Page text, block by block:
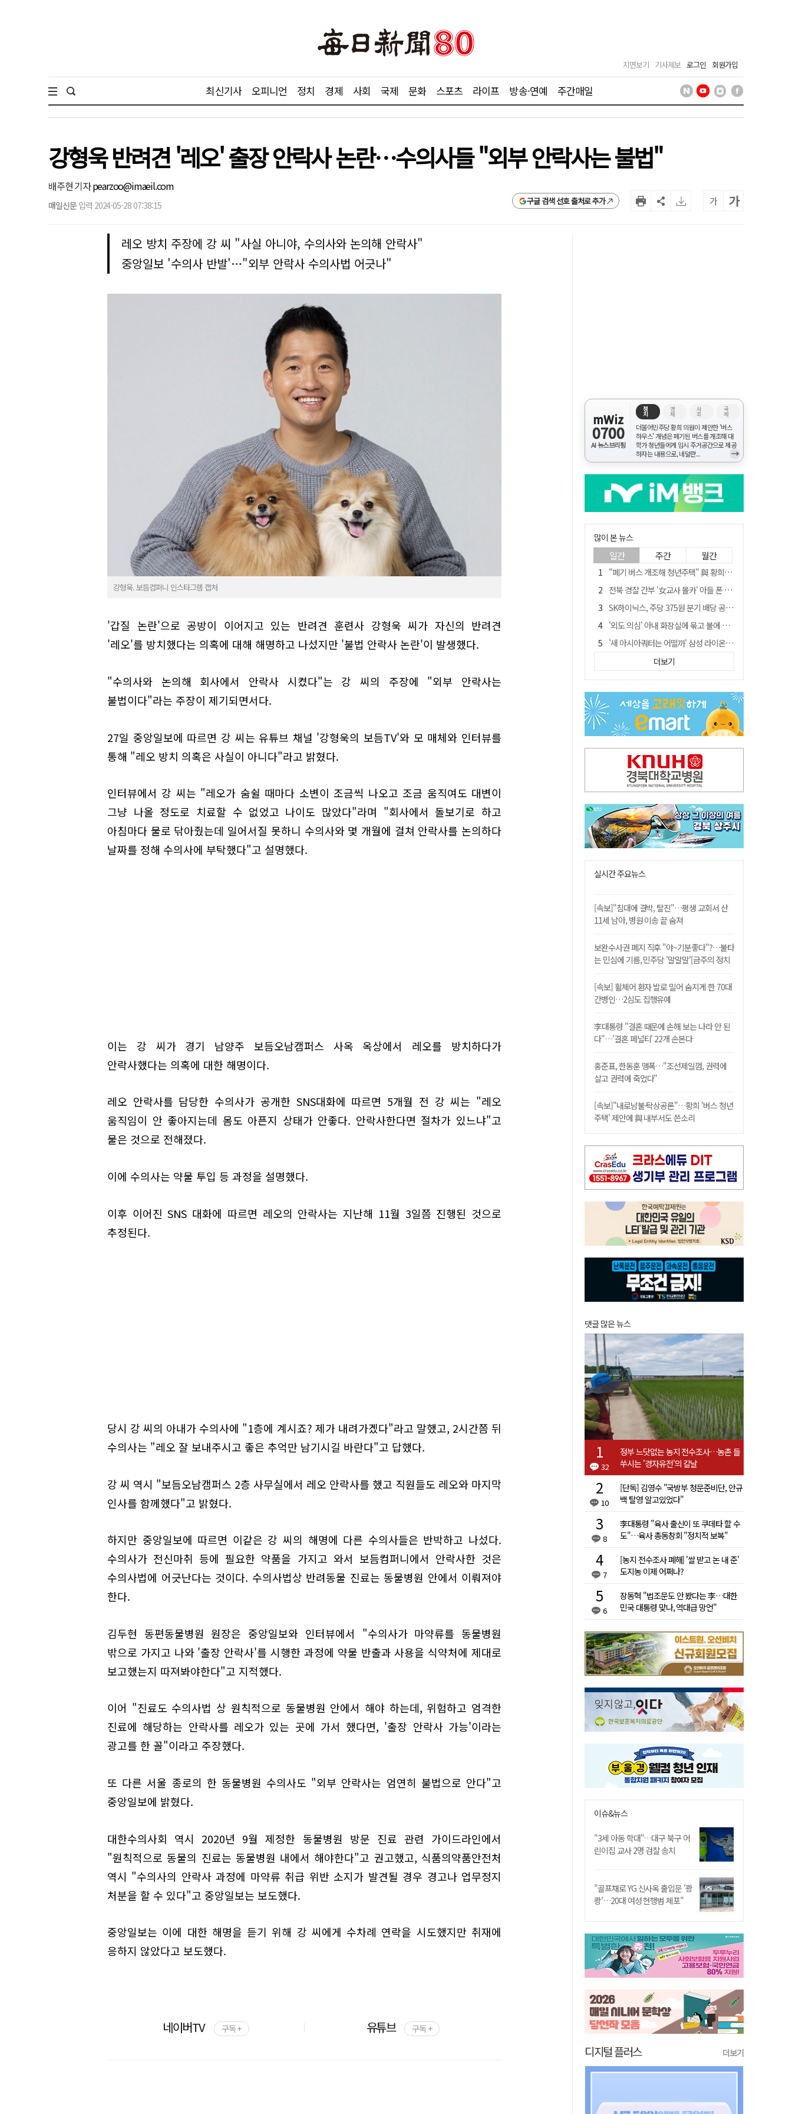
지면보기 기사제보 로그인 회원가입
최신기사 오피니언 정치 경제 사회 국제 문화 스포츠 라이프 방송·연예 주간매일
강형욱 반려견 '레오' 출장 안락사 논란…수의사들 "외부 안락사는 불법"
배주현 기자pearzoo@imaeil.com
매일신문 입력 2024-05-28 07:38:15 구글 검색 선호 출처로 추가 가 가
레오 방치 주장에 강 씨 "사실 아니야, 수의사와 논의해 안락사"
중앙일보 '수의사 반발'…"외부 안락사 수의사법 어긋나"
강형욱. 보듬컴퍼니 인스타그램 캡처
'갑질 논란'으로 공방이 이어지고 있는 반려견 훈련사 강형욱 씨가 자신의 반려견
'레오'를 방치했다는 의혹에 대해 해명하고 나섰지만 '불법 안락사 논란'이 발생했다.
"수의사와 논의해 회사에서 안락사 시켰다"는 강 씨의 주장에 "외부 안락사는
불법이다"라는 주장이 제기되면서다.
27일 중앙일보에 따르면 강 씨는 유튜브 채널 '강형욱의 보듬TV'와 모 매체와 인터뷰를
통해 "레오 방치 의혹은 사실이 아니다"라고 밝혔다.
인터뷰에서 강 씨는 "레오가 숨쉴 때마다 소변이 조금씩 나오고 조금 움직여도 대변이
그냥 나올 정도로 치료할 수 없었고 나이도 많았다"라며 "회사에서 돌보기로 하고
아침마다 물로 닦아줬는데 일어서질 못하니 수의사와 몇 개월에 걸쳐 안락사를 논의하다
날짜를 정해 수의사에 부탁했다"고 설명했다.
이는 강 씨가 경기 남양주 보듬오남캠퍼스 사옥 옥상에서 레오를 방치하다가
안락사했다는 의혹에 대한 해명이다.
레오 안락사를 담당한 수의사가 공개한 SNS대화에 따르면 5개월 전 강 씨는 "레오
움직임이 안 좋아지는데 몸도 아픈지 상태가 안좋다. 안락사한다면 절차가 있느냐"고
물은 것으로 전해졌다.
이에 수의사는 약물 투입 등 과정을 설명했다.
이후 이어진 SNS 대화에 따르면 레오의 안락사는 지난해 11월 3일쯤 진행된 것으로
추정된다.
당시 강 씨의 아내가 수의사에 "1층에 계시죠? 제가 내려가겠다"라고 말했고, 2시간쯤 뒤
수의사는 "레오 잘 보내주시고 좋은 추억만 남기시길 바란다"고 답했다.
강 씨 역시 "보듬오남캠퍼스 2층 사무실에서 레오 안락사를 했고 직원들도 레오와 마지막
인사를 함께했다"고 밝혔다.
하지만 중앙일보에 따르면 이같은 강 씨의 해명에 다른 수의사들은 반박하고 나섰다.
수의사가 전신마취 등에 필요한 약품을 가지고 와서 보듬컴퍼니에서 안락사한 것은
수의사법에 어긋난다는 것이다. 수의사법상 반려동물 진료는 동물병원 안에서 이뤄져야
한다.
김두현 동편동물병원 원장은 중앙일보와 인터뷰에서 "수의사가 마약류를 동물병원
밖으로 가지고 나와 '출장 안락사'를 시행한 과정에 약물 반출과 사용을 식약처에 제대로
보고했는지 따져봐야한다"고 지적했다.
이어 "진료도 수의사법 상 원칙적으로 동물병원 안에서 해야 하는데, 위험하고 엄격한
진료에 해당하는 안락사를 레오가 있는 곳에 가서 했다면, '출장 안락사 가능'이라는
광고를 한 꼴"이라고 주장했다.
또 다른 서울 종로의 한 동물병원 수의사도 "외부 안락사는 엄연히 불법으로 안다"고
중앙일보에 밝혔다.
대한수의사회 역시 2020년 9월 제정한 동물병원 방문 진료 관련 가이드라인에서
"원칙적으로 동물의 진료는 동물병원 내에서 해야한다"고 권고했고, 식품의약품안전처
역시 "수의사의 안락사 과정에 마약류 취급 위반 소지가 발견될 경우 경고나 업무정지
처분을 할 수 있다"고 중앙일보는 보도했다.
중앙일보는 이에 대한 해명을 듣기 위해 강 씨에게 수차례 연락을 시도했지만 취재에
응하지 않았다고 보도했다.
네이버TV 구독 + 유튜브 구독 +
mWiz
0700
AI 뉴스브리핑
정
치
경
제
사
회
국
제
더불어민주당 황희 의원이 제안한 '버스
하우스' 개념은 폐기된 버스를 개조해 대
학가 청년들에게 임시 주거공간으로 제공
하자는 내용으로, 네덜란...
→
많이 본 뉴스
일간 주간 월간
"폐기 버스 개조해 청년주택" 與 황희…'딸 학비는 年 4200만원'
전북 경찰 간부 '女교사 몰카' 아들 폰 부수고…"처벌 못하는 사안" 내부망에 글
SK하이닉스, 주당 375원 분기 배당 공시…"3분기 중 주주환원 방안 확정"
'외도 의심' 아내 화장실에 묶고 불에 달군 공구로 고문…남편 검거
'새 아시아쿼터는 어떨까' 삼성 라이온즈, 새 얼굴 투수 미야모리 영입
박권현 청도군수, '햇빛 연금 사업' 공약 시동걸어
봉화서 주택 에어컨 실외기에서 시작된 불… 주택 화재로 번져
[시사뒷담] MOU의 함정, 협약식이 투자 확정은 아니긴 해
경찰, 9월 초부터 상피제 전격 실시…가족 사건 수사 못해
더보기
실시간 주요뉴스
[속보]"침대에 결박, 탈진"…평생 교회서 산
11세 남아, 병원 이송 끝 숨져
보완수사권 폐지 직후 "야~기분좋다"?…불타
는 민심에 기름, 민주당 '말말말'[금주의 정치
[속보] 휠체어 환자 발로 밀어 숨지게 한 70대
간병인…2심도 집행유예
李대통령 "결혼 때문에 손해 보는 나라 안 된
다"…'결혼 페널티' 22개 손본다
홍준표, 한동훈 맹폭…"조선제일껌, 권력에
살고 권력에 죽었다"
[속보]"내로남불·탁상공론"…황희 '버스 청년
주택' 제안에 與 내부서도 쓴소리
댓글 많은 뉴스
32
정부 느닷없는 농지 전수조사…농촌 들
쑤시는 '경자유전'의 칼날
10
[단독] 김영수 "국방부 청문준비단, 안규
백 탈영 알고있었다"
8
李대통령 "육사 출신이 또 쿠데타 할 수
도"…육사 총동창회 "정치적 보복"
7
[농지 전수조사 폐해] '쌀 받고 논 내 준'
도지농 이제 어쩌나?
6
장동혁 "법조문도 안 봤다는 李…대한
민국 대통령 맞나, 역대급 망언"
이슈&뉴스
"3세 아동 학대"…대구 북구 어
린이집 교사 2명 검찰 송치
"골프채로 YG 신사옥 출입문 '쾅
쾅'…20대 여성 현행범 체포"
디지털 플러스 더보기